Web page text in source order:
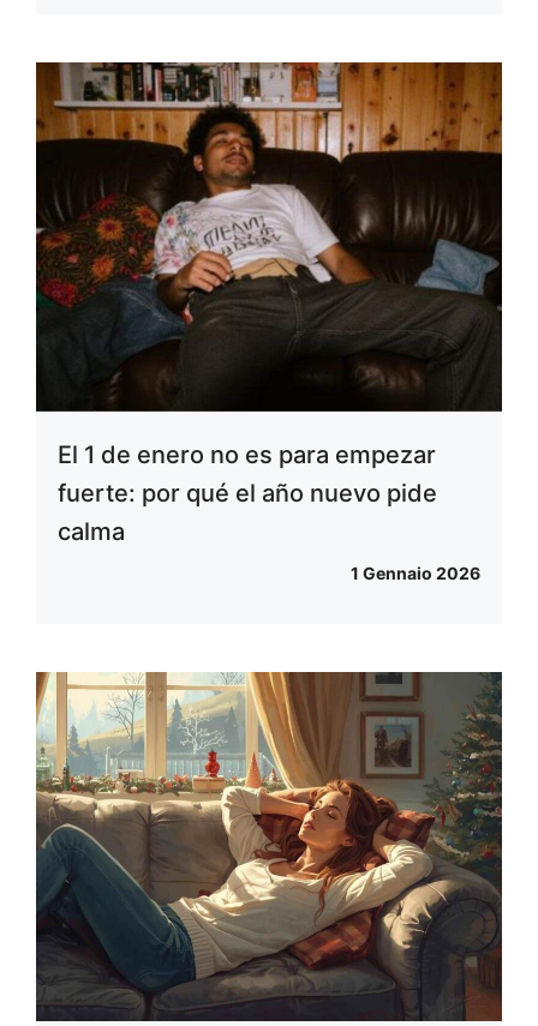
El 1 de enero no es para empezar
fuerte: por qué el año nuevo pide
calma
1 Gennaio 2026